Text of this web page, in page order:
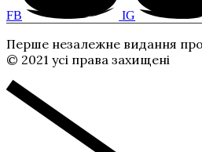
FB IG
Перше незалежне видання про
© 2021 усі права захищені